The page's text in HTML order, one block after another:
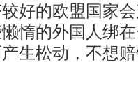
好的欧盟国家
惰的外国人绑
生松动，不想